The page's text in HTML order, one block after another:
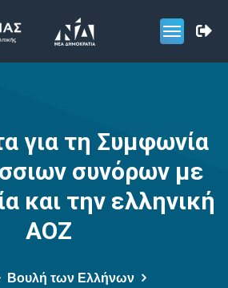
για τη Συμφωνία
συνόρων με
και την ελληνική
ΑΟΖ
Βουλή των Ελλήνων